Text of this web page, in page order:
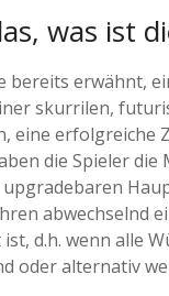
was ist
bereits erwähnt,
skurrilen,
eine erfolgreiche
die Spieler
abwechselnd
ist, d.h. wenn alle
oder alternativ